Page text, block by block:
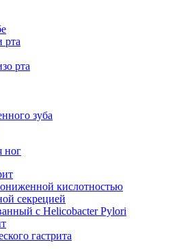
рта
рта
зуба
ног
кислотностью
секрецией
с Helicobacter Pylori
гастрита